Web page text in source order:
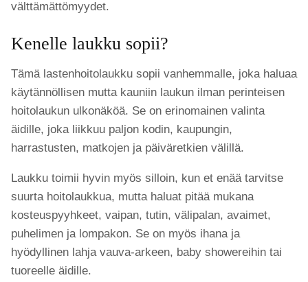
välttämättömyydet.
Kenelle laukku sopii?
Tämä lastenhoitolaukku sopii vanhemmalle, joka haluaa
käytännöllisen mutta kauniin laukun ilman perinteisen
hoitolaukun ulkonäköä. Se on erinomainen valinta
äidille, joka liikkuu paljon kodin, kaupungin,
harrastusten, matkojen ja päiväretkien välillä.
Laukku toimii hyvin myös silloin, kun et enää tarvitse
suurta hoitolaukkua, mutta haluat pitää mukana
kosteuspyyhkeet, vaipan, tutin, välipalan, avaimet,
puhelimen ja lompakon. Se on myös ihana ja
hyödyllinen lahja vauva-arkeen, baby showereihin tai
tuoreelle äidille.